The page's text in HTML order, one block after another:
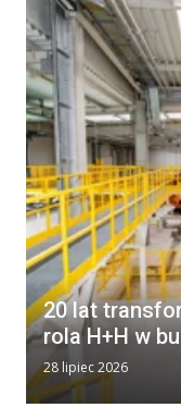
20 lat
rola H+H w
28 lipiec 2026